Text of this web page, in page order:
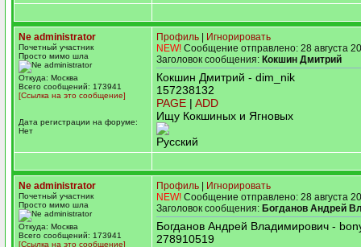
Ne administrator
Почетный участник
Просто мимо шла
Откуда: Москва
Всего сообщений: 173941
[Ссылка на это сообщение]
Дата регистрации на форуме:
Нет
Профиль
Игнорировать
NEW! Сообщение отправлено: 28 августа
Заголовок сообщения: Кокшин Дмитрий
Кокшин Дмитрий - dim_nik
157238132
PAGE | ADD
Ищу Кокшиных и Ягновых
Русский
Ne administrator
Почетный участник
Просто мимо шла
Откуда: Москва
Всего сообщений: 173941
[Ссылка на это сообщение]
Профиль
Игнорировать
NEW! Сообщение отправлено: 28 августа
Заголовок сообщения: Богданов Андрей
Богданов Андрей Владимирович -
278910519